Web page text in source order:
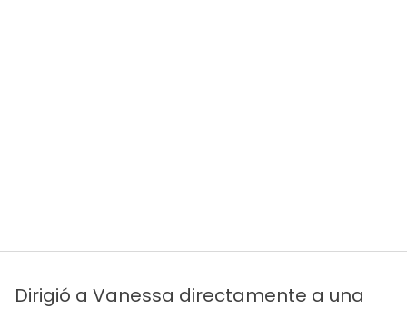
Dirigió a Vanessa directamente a una